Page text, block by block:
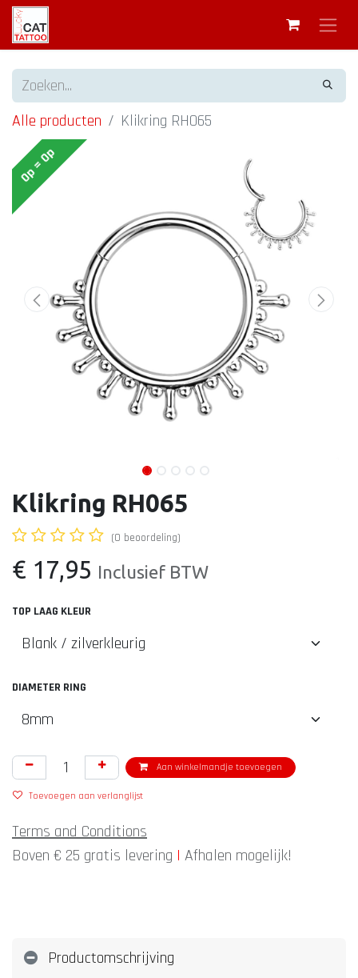
Alle producten Klikring RH065
Op = Op
Klikring RH065
(0 beoordeling)
€ 17,95 Inclusief BTW
TOP LAAG KLEUR
DIAMETER RING
Aan winkelmandje toevoegen
Toevoegen aan verlanglijst
Terms and Conditions
Boven € 25 gratis levering | Afhalen mogelijk!
Productomschrijving